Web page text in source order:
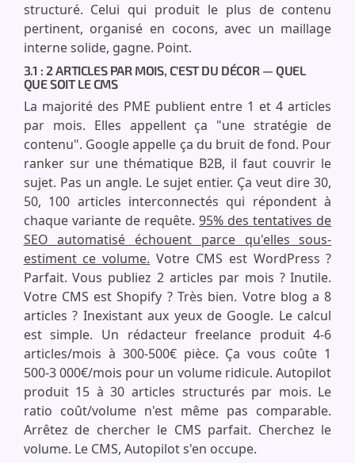
structuré. Celui qui produit le plus de contenu
pertinent, organisé en cocons, avec un maillage
interne solide, gagne. Point.
3.1 : 2 ARTICLES PAR MOIS, C'EST DU DÉCOR — QUEL
QUE SOIT LE CMS
La majorité des PME publient entre 1 et 4 articles
par mois. Elles appellent ça "une stratégie de
contenu". Google appelle ça du bruit de fond. Pour
ranker sur une thématique B2B, il faut couvrir le
sujet. Pas un angle. Le sujet entier. Ça veut dire 30,
50, 100 articles interconnectés qui répondent à
chaque variante de requête.95% des tentatives de
SEO automatisé échouent parce qu'elles sous-
estiment ce volume. Votre CMS est WordPress ?
Parfait. Vous publiez 2 articles par mois ? Inutile.
Votre CMS est Shopify ? Très bien. Votre blog a 8
articles ? Inexistant aux yeux de Google. Le calcul
est simple. Un rédacteur freelance produit 4-6
articles/mois à 300-500€ pièce. Ça vous coûte 1
500-3 000€/mois pour un volume ridicule. Autopilot
produit 15 à 30 articles structurés par mois. Le
ratio coût/volume n'est même pas comparable.
Arrêtez de chercher le CMS parfait. Cherchez le
volume. Le CMS, Autopilot s'en occupe.